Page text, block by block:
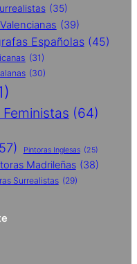
(35)
(39)
Españolas (45)
(31)
(30)
(64)
Pintoras Inglesas (25)
Madrileñas (38)
Surrealistas (29)